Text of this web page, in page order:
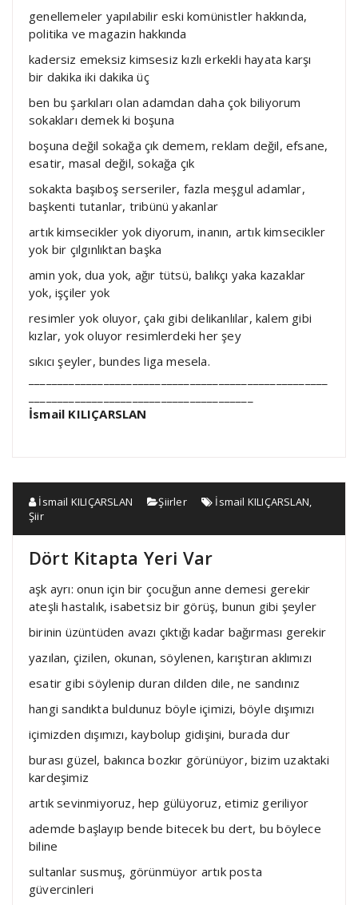
genellemeler yapılabilir eski komünistler hakkında,
politika ve magazin hakkında
kadersiz emeksiz kimsesiz kızlı erkekli hayata karşı
bir dakika iki dakika üç
ben bu şarkıları olan adamdan daha çok biliyorum
sokakları demek ki boşuna
boşuna değil sokağa çık demem, reklam değil, efsane,
esatir, masal değil, sokağa çık
sokakta başıboş serseriler, fazla meşgul adamlar,
başkenti tutanlar, tribünü yakanlar
artık kimsecikler yok diyorum, inanın, artık kimsecikler
yok bir çılgınlıktan başka
amin yok, dua yok, ağır tütsü, balıkçı yaka kazaklar
yok, işçiler yok
resimler yok oluyor, çakı gibi delikanlılar, kalem gibi
kızlar, yok oluyor resimlerdeki her şey
sıkıcı şeyler, bundes liga mesela.
İsmail KILIÇARSLAN
İsmail KILIÇARSLAN Şiirler İsmail KILIÇARSLAN,
Şiir
Dört Kitapta Yeri Var
aşk ayrı: onun için bir çocuğun anne demesi gerekir
ateşli hastalık, isabetsiz bir görüş, bunun gibi şeyler
birinin üzüntüden avazı çıktığı kadar bağırması gerekir
yazılan, çizilen, okunan, söylenen, karıştıran aklımızı
esatir gibi söylenip duran dilden dile, ne sandınız
hangi sandıkta buldunuz böyle içimizi, böyle dışımızı
içimizden dışımızı, kaybolup gidişini, burada dur
burası güzel, bakınca bozkır görünüyor, bizim uzaktaki
kardeşimiz
artık sevinmiyoruz, hep gülüyoruz, etimiz geriliyor
ademde başlayıp bende bitecek bu dert, bu böylece
biline
sultanlar susmuş, görünmüyor artık posta
güvercinleri